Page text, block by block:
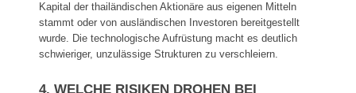
Kapital der thailändischen Aktionäre aus eigenen Mitteln
stammt oder von ausländischen Investoren bereitgestellt
wurde. Die technologische Aufrüstung macht es deutlich
schwieriger, unzulässige Strukturen zu verschleiern.
4. WELCHE RISIKEN DROHEN BEI